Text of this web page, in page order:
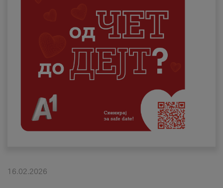
Деловни
Поддршка
Надополни кредит
Плати сметка
#ПодобарОнлајн
16.02.2026